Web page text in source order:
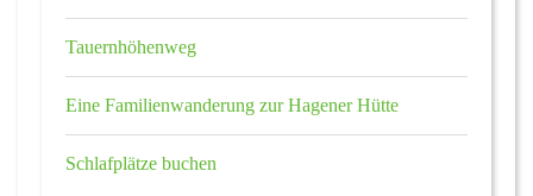
Autor:
Tauernhöhenweg
Eine Familienwanderung zur Hagener Hütte
Schlafplätze buchen